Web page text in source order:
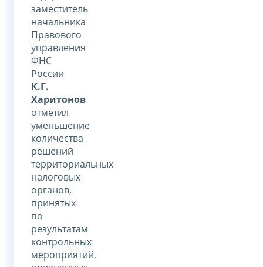
заместитель
начальника
Правового
управления
ФНС
России
К.Г.
Харитонов
отметил
уменьшение
количества
решений
территориальных
налоговых
органов,
принятых
по
результатам
контрольных
мероприятий,